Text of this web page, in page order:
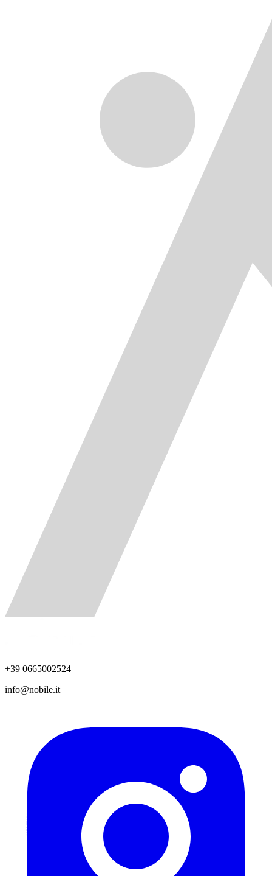
+39 0665002524
info@nobile.it